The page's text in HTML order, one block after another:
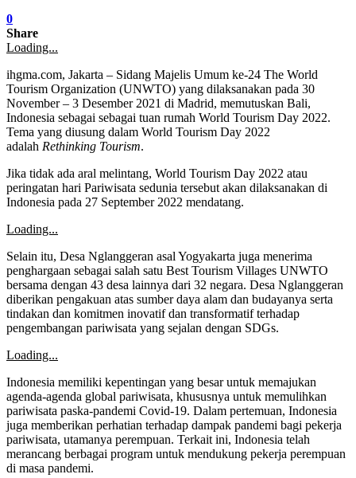
0
Share
Loading...
ihgma.com, Jakarta – Sidang Majelis Umum ke-24 The World
Tourism Organization (UNWTO) yang dilaksanakan pada 30
November – 3 Desember 2021 di Madrid, memutuskan Bali,
Indonesia sebagai sebagai tuan rumah World Tourism Day 2022.
Tema yang diusung dalam World Tourism Day 2022
adalah Rethinking Tourism.
Jika tidak ada aral melintang, World Tourism Day 2022 atau
peringatan hari Pariwisata sedunia tersebut akan dilaksanakan di
Indonesia pada 27 September 2022 mendatang.
Loading...
Selain itu, Desa Nglanggeran asal Yogyakarta juga menerima
penghargaan sebagai salah satu Best Tourism Villages UNWTO
bersama dengan 43 desa lainnya dari 32 negara. Desa Nglanggeran
diberikan pengakuan atas sumber daya alam dan budayanya serta
tindakan dan komitmen inovatif dan transformatif terhadap
pengembangan pariwisata yang sejalan dengan SDGs.
Loading...
Indonesia memiliki kepentingan yang besar untuk memajukan
agenda-agenda global pariwisata, khususnya untuk memulihkan
pariwisata paska-pandemi Covid-19. Dalam pertemuan, Indonesia
juga memberikan perhatian terhadap dampak pandemi bagi pekerja
pariwisata, utamanya perempuan. Terkait ini, Indonesia telah
merancang berbagai program untuk mendukung pekerja perempuan
di masa pandemi.